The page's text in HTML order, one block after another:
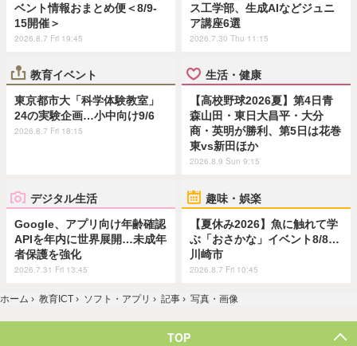
ベント情報おまとめ便＜8/9-
15開催＞
2026.8.7 Fri 19:45
ス工学部、生成AIなどジュニ
ア講座6選
2026.7.30 Thu 11:15
教育イベント
東京都市大「科学体験教室」
24の実験企画…小中向け9/6
2026.8.7 Fri 18:15
生活・健康
【高校野球2026夏】第4日青
森山田・東日大昌平・大分
商・英明が勝利、第5日は花巻
東vs新田ほか
2026.8.9 Sun 9:15
デジタル生活
Google、アプリ向け年齢確認
APIを年内に世界展開…未成年
者保護を強化
2026.7.31 Fri 13:45
趣味・娯楽
【夏休み2026】魚に触れて学
ぶ「おさかな」イベント8/8…
川崎市
2026.8.7 Fri 10:45
ホーム › 教育ICT › ソフト・アプリ › 記事 › 写真・画像
TOP